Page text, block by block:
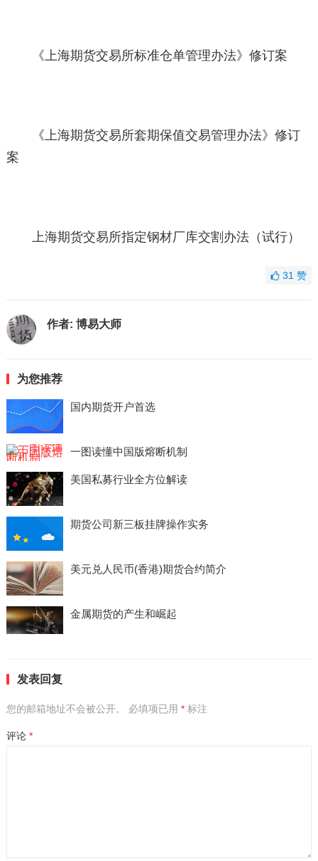
《上海期货交易所标准仓单管理办法》修订案
《上海期货交易所套期保值交易管理办法》修订
案
上海期货交易所指定钢材厂库交割办法（试行）
31赞
作者: 博易大师
为您推荐
国内期货开户首选
一图读懂中国版熔断机制
美国私募行业全方位解读
期货公司新三板挂牌操作实务
美元兑人民币(香港)期货合约简介
金属期货的产生和崛起
发表回复
您的邮箱地址不会被公开。 必填项已用 *标注
评论 *